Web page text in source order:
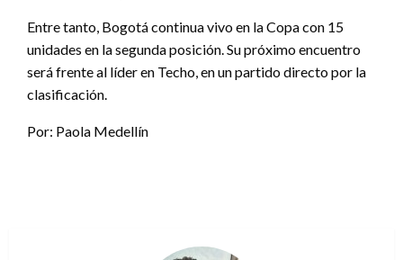
Entre tanto, Bogotá continua vivo en la Copa con 15
unidades en la segunda posición. Su próximo encuentro
será frente al líder en Techo, en un partido directo por la
clasificación.
Por: Paola Medellín